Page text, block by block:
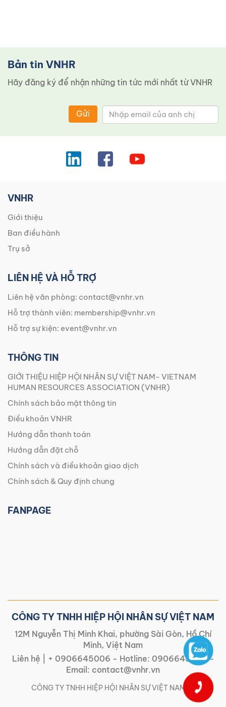
Bản tin VNHR
Hãy đăng ký để nhận những tin tức mới nhất từ ​​VNHR
Gửi
VNHR
Giới thiệu
Ban điều hành
Trụ sở
LIÊN HỆ VÀ HỖ TRỢ
Liên hệ văn phòng: contact@vnhr.vn
Hỗ trợ thành viên: membership@vnhr.vn
Hỗ trợ sự kiện: event@vnhr.vn
THÔNG TIN
GIỚI THIỆU HIỆP HỘI NHÂN SỰ VIỆT NAM- VIETNAM
HUMAN RESOURCES ASSOCIATION (VNHR)
Chính sách bảo mật thông tin
Điều khoản VNHR
Hướng dẫn thanh toán
Hướng dẫn đặt chỗ
Chính sách và điều khoản giao dịch
Chính sách & Quy định chung
FANPAGE
CÔNG TY TNHH HIỆP HỘI NHÂN SỰ VIỆT NAM
12M Nguyễn Thị Minh Khai, phường Sài Gòn, Hồ Chí
Minh, Việt Nam
Liên hệ |
+ 0906645006 - Hotline: 0906645006-
Email: contact@vnhr.vn
CÔNG TY TNHH HIỆP HỘI NHÂN SỰ VIỆT NAM | |